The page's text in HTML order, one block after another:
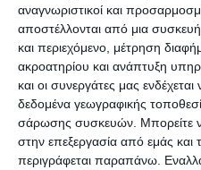
αναγνωριστικοί και
αποστέλλονται από μια συσκευή
και περιεχόμενο, μέτρηση
ακροατηρίου και ανάπτυξη
και οι συνεργάτες μας
δεδομένα γεωγραφικής
σάρωσης συσκευών. Μπορείτε
στην επεξεργασία από εμάς
περιγράφεται παραπάνω.
ΕΛΛΆΔΑ
Ισόβια σε 27χρονο που
όργανο συγχωριανού
Την ποινή των ισόβιων δεσμών
Συντακτική ομάδα 18/11/2016